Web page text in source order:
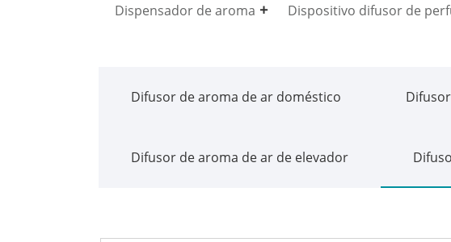
Dispensador de aroma Dispositivo difusor de
Difusor de aroma de ar doméstico
Difusor de aroma de ar de elevador